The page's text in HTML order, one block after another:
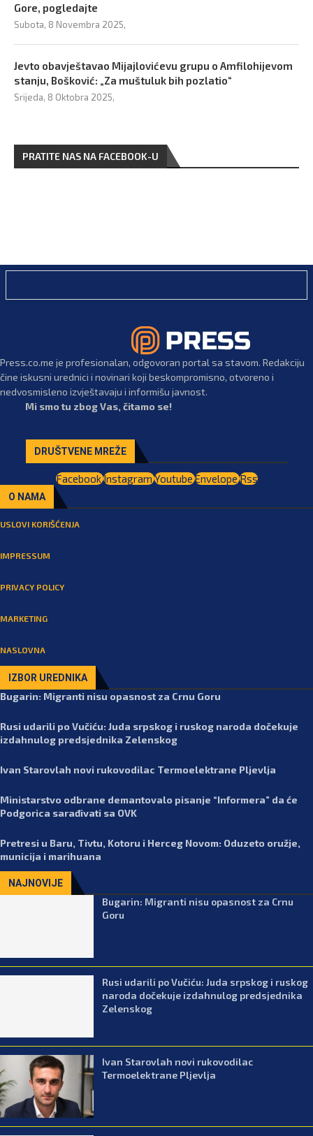
Gore, pogledajte
Subota, 8 Novembra 2025,
Jevto obavještavao Mijajlovićevu grupu o Amfilohijevom
stanju, Bošković: „Za muštuluk bih pozlatio“
Srijeda, 8 Oktobra 2025,
PRATITE NAS NA FACEBOOK-U
Press.co.me je profesionalan, odgovoran portal sa stavom. Redakciju
čine iskusni urednici i novinari koji beskompromisno, otvoreno i
nedvosmisleno izvještavaju i informišu javnost.
Mi smo tu zbog Vas, čitamo se!
DRUŠTVENE MREŽE
FacebookInstagramYoutubeEnvelopeRss
O NAMA
USLOVI KORIŠĆENJA
IMPRESSUM
PRIVACY POLICY
MARKETING
NASLOVNA
IZBOR UREDNIKA
Bugarin: Migranti nisu opasnost za Crnu Goru
Rusi udarili po Vučiću: Juda srpskog i ruskog naroda dočekuje
izdahnulog predsjednika Zelenskog
Ivan Starovlah novi rukovodilac Termoelektrane Pljevlja
Ministarstvo odbrane demantovalo pisanje “Informera” da će
Podgorica sarađivati sa OVK
Pretresi u Baru, Tivtu, Kotoru i Herceg Novom: Oduzeto oružje,
municija i marihuana
NAJNOVIJE
Bugarin: Migranti nisu opasnost za Crnu
Goru
Rusi udarili po Vučiću: Juda srpskog i ruskog
naroda dočekuje izdahnulog predsjednika
Zelenskog
Ivan Starovlah novi rukovodilac
Termoelektrane Pljevlja